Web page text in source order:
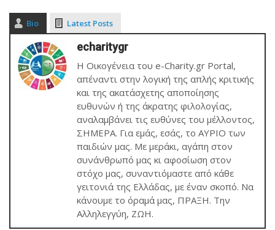
Bio Latest Posts
echaritygr
Η Οικογένεια του e-Charity.gr Portal,
απέναντι στην λογική της απλής κριτικής
και της ακατάσχετης αποποίησης
ευθυνών ή της άκρατης φιλολογίας,
αναλαμβάνει τις ευθύνες του μέλλοντος,
ΣΗΜΕΡΑ. Για εμάς, εσάς, το ΑΥΡΙΟ των
παιδιών μας. Με μεράκι, αγάπη στον
συνάνθρωπό μας κι αφοσίωση στον
στόχο μας, συναντιόμαστε από κάθε
γειτονιά της Ελλάδας, με έναν σκοπό. Να
κάνουμε το όραμά μας, ΠΡΑΞΗ. Την
Αλληλεγγύη, ΖΩΗ.